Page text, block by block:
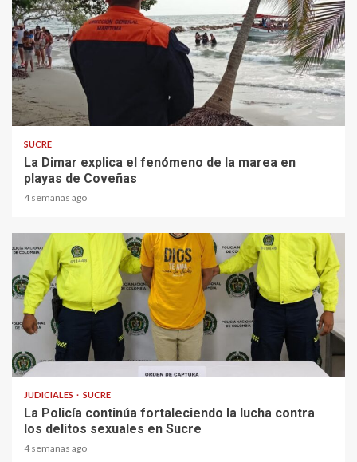
2 min read
SUCRE
La Dimar explica el fenómeno de la marea en
playas de Coveñas
4 semanas ago
2 min read
JUDICIALES SUCRE
La Policía continúa fortaleciendo la lucha contra
los delitos sexuales en Sucre
4 semanas ago